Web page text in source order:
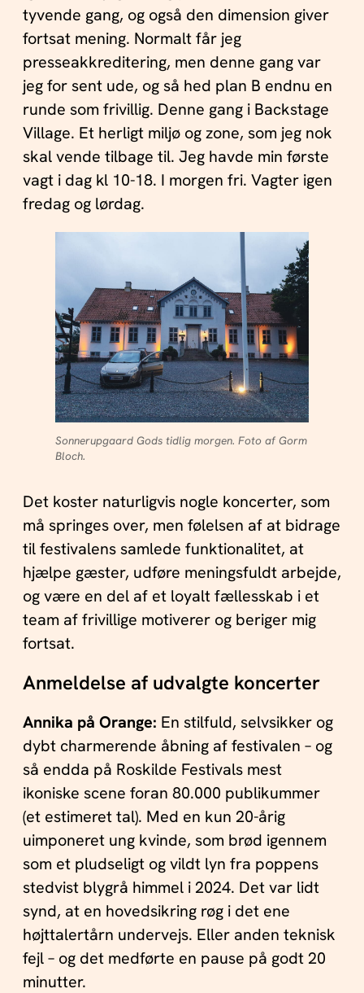
tyvende gang, og også den dimension giver
fortsat mening. Normalt får jeg
presseakkreditering, men denne gang var
jeg for sent ude, og så hed plan B endnu en
runde som frivillig. Denne gang i Backstage
Village. Et herligt miljø og zone, som jeg nok
skal vende tilbage til. Jeg havde min første
vagt i dag kl 10-18. I morgen fri. Vagter igen
fredag og lørdag.
Sonnerupgaard Gods tidlig morgen. Foto af Gorm
Bloch.
Det koster naturligvis nogle koncerter, som
må springes over, men følelsen af at bidrage
til festivalens samlede funktionalitet, at
hjælpe gæster, udføre meningsfuldt arbejde,
og være en del af et loyalt fællesskab i et
team af frivillige motiverer og beriger mig
fortsat.
Anmeldelse af udvalgte koncerter
Annika på Orange: En stilfuld, selvsikker og
dybt charmerende åbning af festivalen – og
så endda på Roskilde Festivals mest
ikoniske scene foran 80.000 publikummer
(et estimeret tal). Med en kun 20-årig
uimponeret ung kvinde, som brød igennem
som et pludseligt og vildt lyn fra poppens
stedvist blygrå himmel i 2024. Det var lidt
synd, at en hovedsikring røg i det ene
højttalertårn undervejs. Eller anden teknisk
fejl – og det medførte en pause på godt 20
minutter.